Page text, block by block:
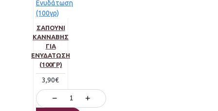
σαπούνι
ΣΑΠΟΎΝΙ
ΚΆΝΝΑΒΗΣ
ΓΙΑ
ΕΝΥΔΆΤΩΣΗ
(100ΓΡ)
3,90€
− +